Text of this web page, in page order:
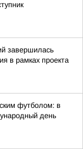
завершилась
в рамках проекта
футболом: в
день